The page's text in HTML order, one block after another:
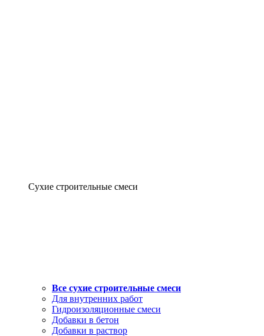
Сухие строительные смеси
Все сухие строительные смеси
Для внутренних работ
Гидроизоляционные смеси
Добавки в бетон
Добавки в раствор